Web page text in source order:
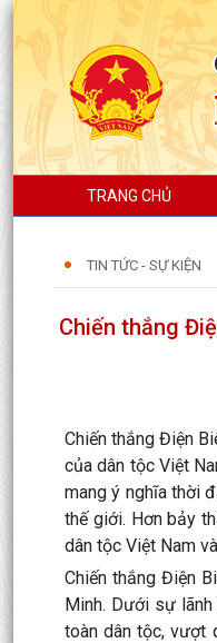
TRANG CHỦ
TIN TỨC - SỰ KIỆN
Chiến thắng
Chiến thắng Điện
của dân tộc Việt
mang ý nghĩa thời
thế giới. Hơn bảy
dân tộc Việt Nam
Chiến thắng Điện
Minh. Dưới sự
toàn dân tộc, vượt